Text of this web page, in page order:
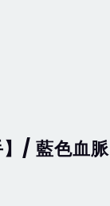
/ 藍色血脈